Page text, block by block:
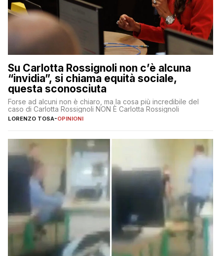
Su Carlotta Rossignoli non c’è alcuna
“invidia”, si chiama equità sociale,
questa sconosciuta
Forse ad alcuni non è chiaro, ma la cosa più incredibile del
caso di Carlotta Rossignoli NON È Carlotta Rossignoli
LORENZO TOSA-OPINIONI